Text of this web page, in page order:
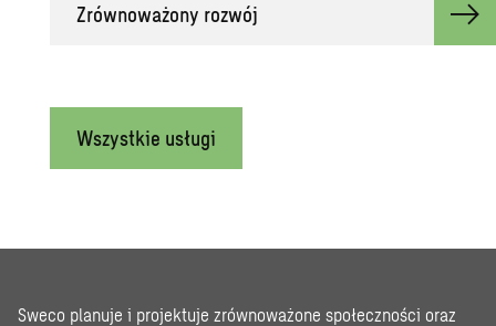
Zrównoważony rozwój
Wszystkie usługi
Sweco planuje i projektuje zrównoważone społeczności oraz